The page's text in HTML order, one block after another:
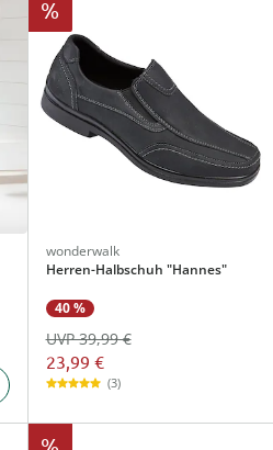
%
wonderwalk
Herren-Halbschuh "Hannes"
40 %
23,99 €
UVP 39,99 €
(3)